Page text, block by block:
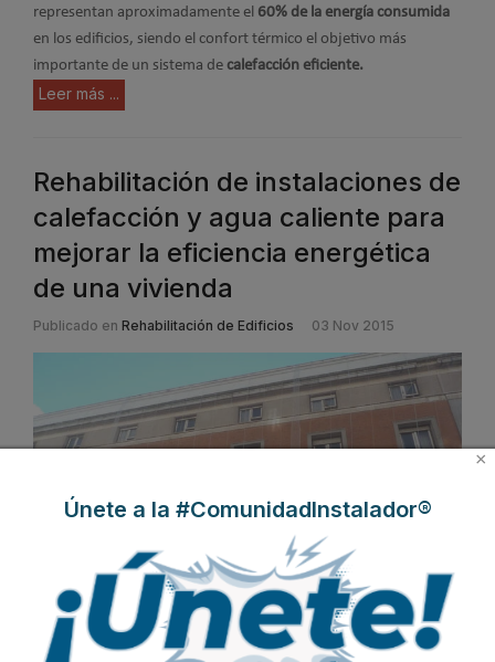
representan aproximadamente el 60% de la energía consumida
en los edificios, siendo el confort térmico el objetivo más
importante de un sistema de calefacción eficiente.
Leer más ...
Rehabilitación de instalaciones de
calefacción y agua caliente para
mejorar la eficiencia energética
de una vivienda
Publicado en Rehabilitación de Edificios 03 Nov 2015
Fundación de la Energía de la Comunidad de Madrid,
FENERCOM, ha publicado recientemente unaguía titulada
“Renovar para consumir menos energía”
con la que pretende
×
Únete a la #ComunidadInstalador®